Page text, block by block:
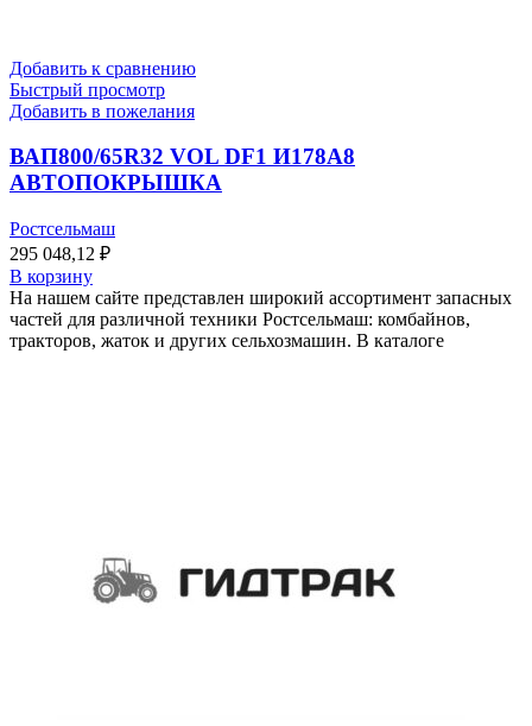
Добавить к сравнению
Быстрый просмотр
Добавить в пожелания
ВАП800/65R32 VOL DF1 И178A8
АВТОПОКРЫШКА
Ростсельмаш
295 048,12 ₽
В корзину
На нашем сайте представлен широкий ассортимент запасных
частей для различной техники Ростсельмаш: комбайнов,
тракторов, жаток и других сельхозмашин. В каталоге